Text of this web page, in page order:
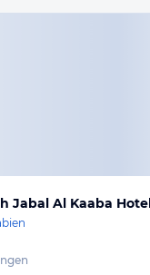
Jabal Al Kaaba